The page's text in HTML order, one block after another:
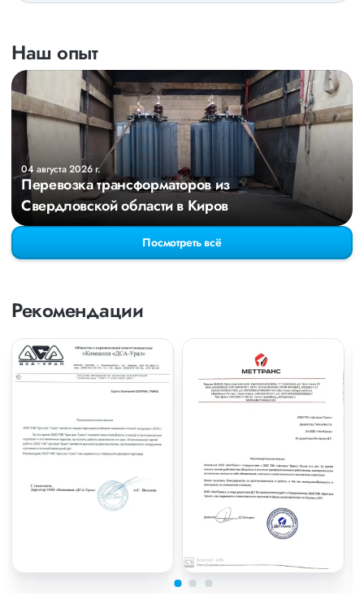
Наш опыт
04 августа 2026 г.
Перевозка трансформаторов из
Свердловской области в Киров
Посмотреть всё
Рекомендации